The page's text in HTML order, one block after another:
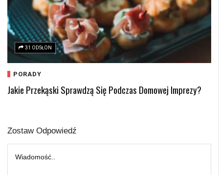
31 ODSŁON
PORADY
Jakie Przekąski Sprawdzą Się Podczas Domowej Imprezy?
Zostaw Odpowiedź